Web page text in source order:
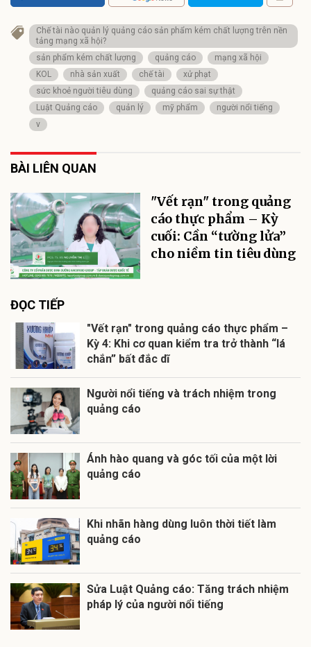
Chế tài nào quản lý quảng cáo sản phẩm kém chất lượng trên nền
tảng mạng xã hội?
sản phẩm kém chất lượng
quảng cáo
mạng xã hội
KOL
nhà sản xuất chế tài
xử phạt
sức khoẻ người tiêu dùng
quảng cáo sai sự thật
Luật Quảng cáo
quản lý mỹ phẩm
người nổi tiếng
v
BÀI LIÊN QUAN
"Vết rạn" trong quảng
cáo thực phẩm – Kỳ
cuối: Cần “tường lửa”
cho niềm tin tiêu dùng
ĐỌC TIẾP
"Vết rạn" trong quảng cáo thực phẩm –
Kỳ 4: Khi cơ quan kiểm tra trở thành “lá
chắn” bất đắc dĩ
Người nổi tiếng và trách nhiệm trong
quảng cáo
Ánh hào quang và góc tối của một lời
quảng cáo
Khi nhãn hàng dùng luôn thời tiết làm
quảng cáo
Sửa Luật Quảng cáo: Tăng trách nhiệm
pháp lý của người nổi tiếng